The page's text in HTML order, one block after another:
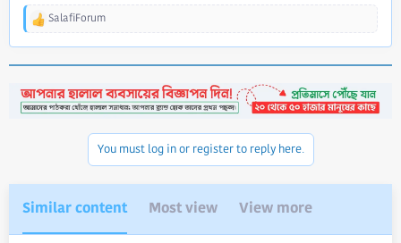
R
t
i
SalafiForum
You must log in or register to reply here.
Similar content Most view View more